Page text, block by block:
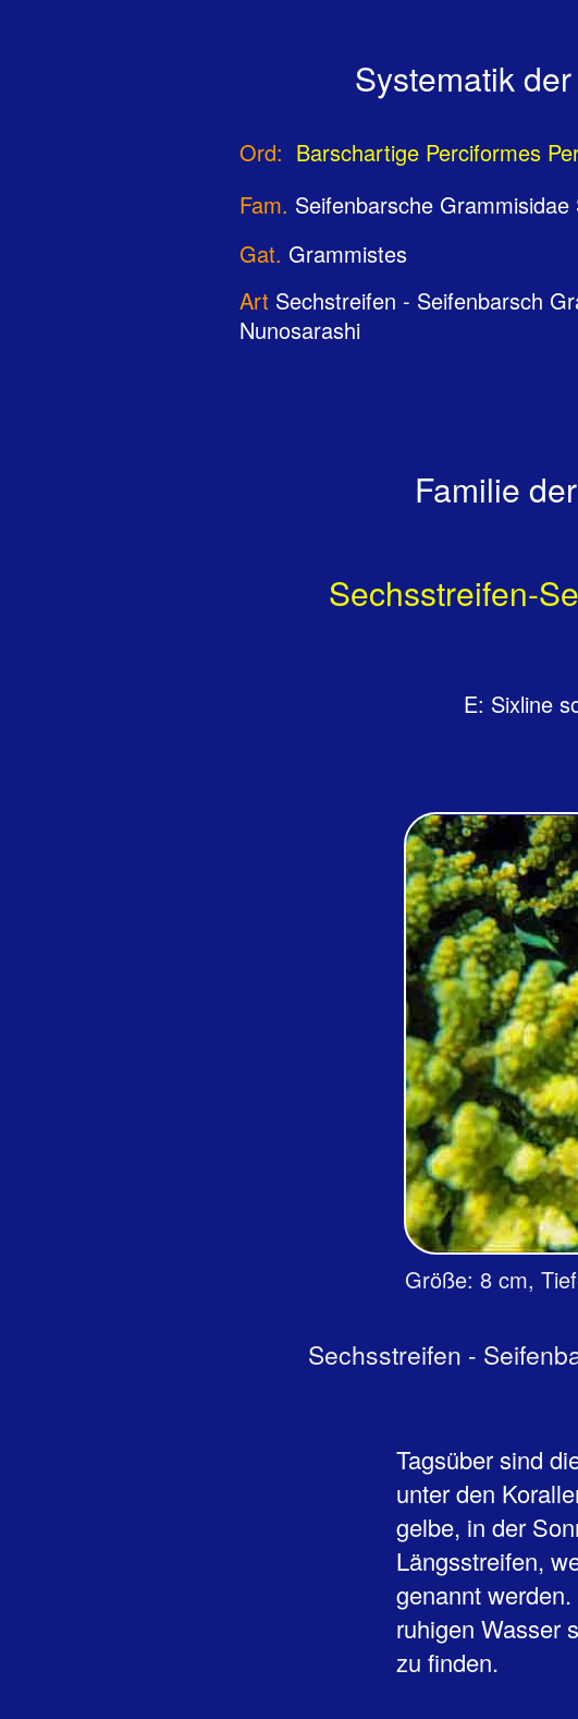
Systematik
Ord: Barschartige Perciformes
Fam. Seifenbarsche
Gat. Grammistes
Art Sechstreifen - Seifenbarsch
Nunosarashi
Familie
Sechsstreifen-
E: Sixline
Größe: 8
Sechsstreifen -
Tagsüber sind
unter den
gelbe, in der
Längsstreifen,
genannt
ruhigen Wasser
zu finden.